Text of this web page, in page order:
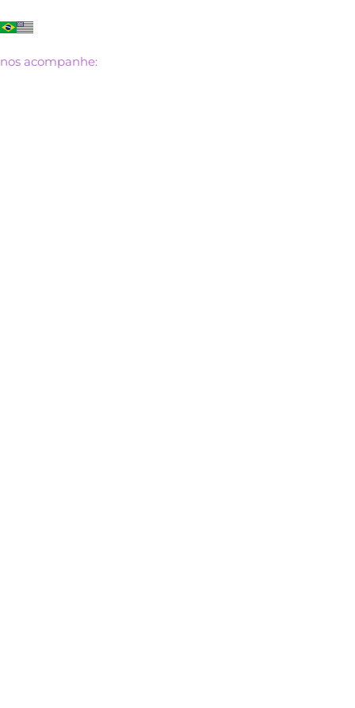
para
conteúdo
nos acompanhe: